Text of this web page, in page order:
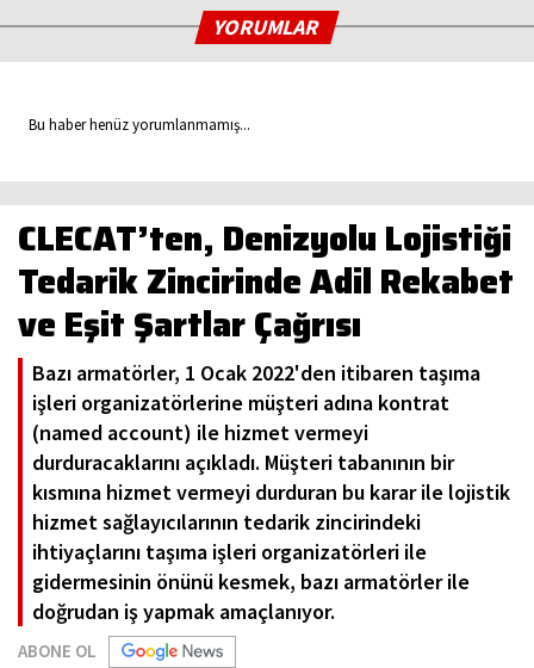
YORUMLAR
Bu haber henüz yorumlanmamış...
CLECAT’ten, Denizyolu Lojistiği
Tedarik Zincirinde Adil Rekabet
ve Eşit Şartlar Çağrısı
Bazı armatörler, 1 Ocak 2022'den itibaren taşıma
işleri organizatörlerine müşteri adına kontrat
(named account) ile hizmet vermeyi
durduracaklarını açıkladı. Müşteri tabanının bir
kısmına hizmet vermeyi durduran bu karar ile lojistik
hizmet sağlayıcılarının tedarik zincirindeki
ihtiyaçlarını taşıma işleri organizatörleri ile
gidermesinin önünü kesmek, bazı armatörler ile
doğrudan iş yapmak amaçlanıyor.
ABONE OL